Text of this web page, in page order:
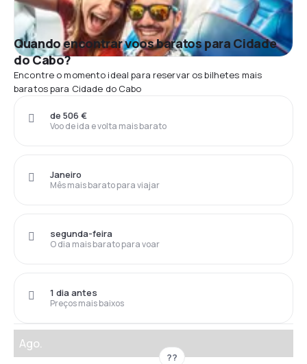
Quando encontrar voos baratos para Cidade
do Cabo?
Encontre o momento ideal para reservar os bilhetes mais
baratos para Cidade do Cabo
Voo de ida e volta mais barato
de 506 €
Mês mais barato para viajar
Janeiro
O dia mais barato para voar
segunda-feira
Preços mais baixos
1 dia antes
Ago.
??